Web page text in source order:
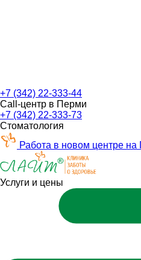
+7 (342) 22-333-44
Call-центр в Перми
+7 (342) 22-333-73
Стоматология
Работа в новом центре на
Услуги и цены